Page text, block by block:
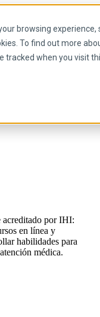
browsing
To find out more
tracked when you visit
acreditado por IHI:
en línea y
habilidades para
médica.